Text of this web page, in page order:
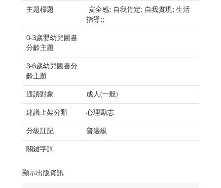
主題標題
安全感; 自我肯定; 自我實現; 生活
指導;;
0-3歲嬰幼兒圖書
分齡主題
3-6歲幼兒圖書分
齡主題
適讀對象 成人(一般)
建議上架分類 心理勵志
分級註記 普遍級
關鍵字詞
顯示出版資訊